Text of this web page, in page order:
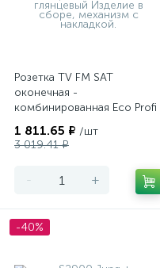
Розетка TV FM SAT
оконечная -
комбинированная Eco Profi
глянцевый
1 811.65 ₽ /шт
3 019.41 ₽
- +
-40%